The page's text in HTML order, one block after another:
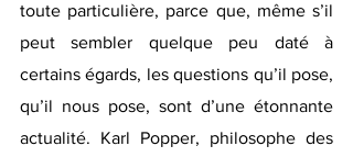
toute particulière, parce que, même s’il
peut sembler quelque peu daté à
certains égards, les questions qu’il pose,
qu’il nous pose, sont d’une étonnante
actualité. Karl Popper, philosophe des